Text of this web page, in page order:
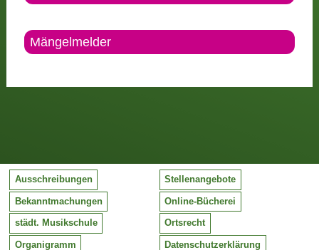
Mängelmelder
Ausschreibungen Stellenangebote
Bekanntmachungen Online-Bücherei
städt. Musikschule Ortsrecht
Organigramm Datenschutzerklärung